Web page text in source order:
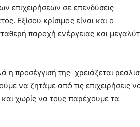
επιχειρήσεων σε επενδύσεις
Εξίσου κρίσιμος είναι και ο
παροχή ενέργειας και
η προσέγγισή της χρειάζεται
να ζητάμε από τις επιχειρήσεις
χωρίς να τους παρέχουμε τα